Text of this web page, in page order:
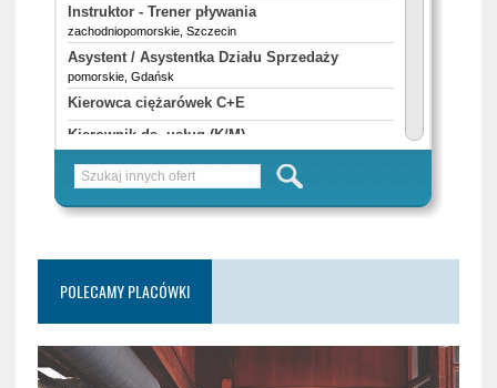
POLECAMY PLACÓWKI